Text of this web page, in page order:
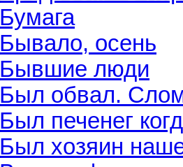
Бумага
Бывало, осень
Бывшие люди
Был обвал.
Был печенег
Был хозяин